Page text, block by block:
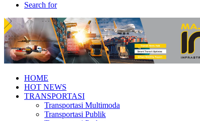
Search for
HOME
HOT NEWS
TRANSPORTASI
Transportasi Multimoda
Transportasi Publik